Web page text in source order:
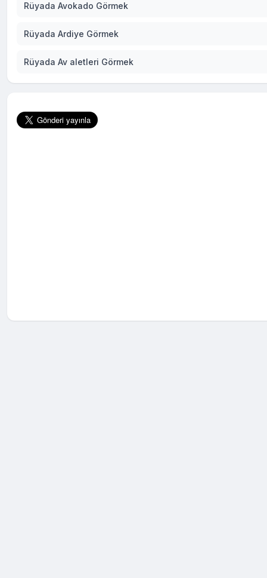
Rüyada Avokado Görmek
Rüyada Ardiye Görmek
Rüyada Av aletleri Görmek